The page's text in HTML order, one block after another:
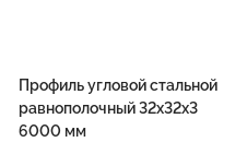
Профиль угловой стальной
равнополочный 32х32х3
6000 мм